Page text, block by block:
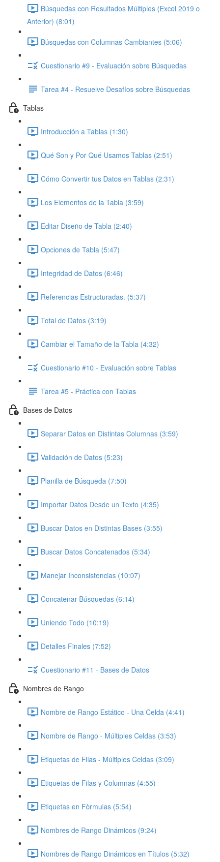
Búsquedas con Resultados Múltiples (Excel 2019 o
Anterior) (8:01)
Búsquedas con Columnas Cambiantes (5:06)
Cuestionario #9 - Evaluación sobre Búsquedas
Tarea #4 - Resuelve Desafíos sobre Búsquedas
Tablas
Introducción a Tablas (1:30)
Qué Son y Por Qué Usamos Tablas (2:51)
Cómo Convertir tus Datos en Tablas (2:31)
Los Elementos de la Tabla (3:59)
Editar Diseño de Tabla (2:40)
Opciones de Tabla (5:47)
Integridad de Datos (6:46)
Referencias Estructuradas. (5:37)
Total de Datos (3:19)
Cambiar el Tamaño de la Tabla (4:32)
Cuestionario #10 - Evaluación sobre Tablas
Tarea #5 - Práctica con Tablas
Bases de Datos
Separar Datos en Distintas Columnas (3:59)
Validación de Datos (5:23)
Planilla de Búsqueda (7:50)
Importar Datos Desde un Texto (4:35)
Buscar Datos en Distintas Bases (3:55)
Buscar Datos Concatenados (5:34)
Manejar Inconsistencias (10:07)
Concatenar Búsquedas (6:14)
Uniendo Todo (10:19)
Detalles Finales (7:52)
Cuestionario #11 - Bases de Datos
Nombres de Rango
Nombre de Rango Estático - Una Celda (4:41)
Nombre de Rango - Múltiples Celdas (3:53)
Etiquetas de Filas - Múltiples Celdas (3:09)
Etiquetas de Filas y Columnas (4:55)
Etiquetas en Fòrmulas (5:54)
Nombres de Rango Dinámicos (9:24)
Nombres de Rango Dinámicos en Títulos (5:32)